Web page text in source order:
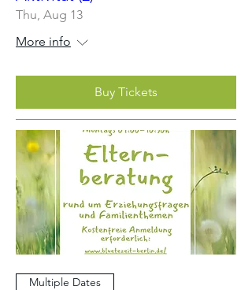
Thu, Aug 13
More info
Buy Tickets
Multiple Dates